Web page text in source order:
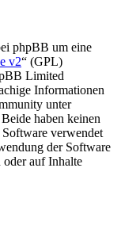
phpBB um eine
v2“ (GPL)
Limited
Informationen
unter
haben keinen
verwendet
der Software
oder auf Inhalte